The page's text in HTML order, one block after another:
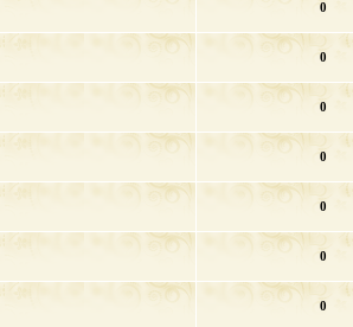
0
0
0
0
0
0
0